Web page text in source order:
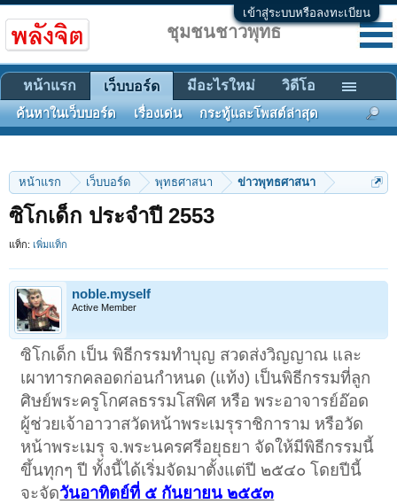
เข้าสู่ระบบหรือลงทะเบียน
หน้าแรก เว็บบอร์ด พุทธศาสนา ข่าวพุทธศาสนา
ซิโกเด็ก ประจำปี 2553
แท็ก: เพิ่มแท็ก
noble.myself
Active Member
ซิโกเด็ก เป็น พิธีกรรมทำบุญ สวดส่งวิญญาณ และ
เผาทารกคลอดก่อนกำหนด (แท้ง) เป็นพิธีกรรมที่ลูก
ศิษย์พระครูโกศลธรรมโสพิศ หรือ พระอาจารย์อ๊อด
ผู้ช่วยเจ้าอาวาสวัดหน้าพระเมรุราชิการาม หรือวัด
หน้าพระเมรุ จ.พระนครศรีอยุธยา จัดให้มีพิธีกรรมนี้
ขึ้นทุกๆ ปี ทั้งนี้ได้เริ่มจัดมาตั้งแต่ปี ๒๕๔๐ โดยปีนี้
จะจัดวันอาทิตย์ที่ ๕ กันยายน ๒๕๕๓
ชุมชนชาวพุทธ
หน้าแรก เว็บบอร์ด
ค้นหาในเว็บบอร์ด เรื่องเด่น กระทู้และโพสต์ล่าสุด
มีอะไรใหม่ วิดีโอ